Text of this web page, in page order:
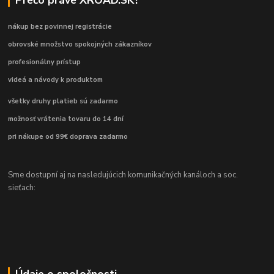
nákup bez povinnej registrácie
obrovské množstvo spokojných zákazníkov
profesionálny prístup
videá a návody k produktom
všetky druhy platieb sú zadarmo
možnosť vrátenia tovaru do 14 dní
pri nákupe od 99€ doprava zadarmo
Sme dostupní aj na nasledujúcich komunikačných kanáloch a soc.
sieťach: